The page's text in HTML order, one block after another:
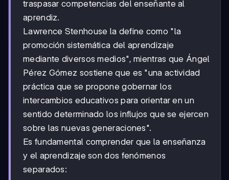
traspasar competencias del enseñante al
aprendiz.
Lawrence Stenhouse la define como "la
promoción sistemática del aprendizaje
mediante diversos medios", mientras que Ángel
Pérez Gómez sostiene que es "una actividad
práctica que se propone gobernar los
intercambios educativos para orientar en un
sentido determinado los influjos que se ejercen
sobre las nuevas generaciones".
Es fundamental comprender que la enseñanza
y el aprendizaje son dos fenómenos
separados: